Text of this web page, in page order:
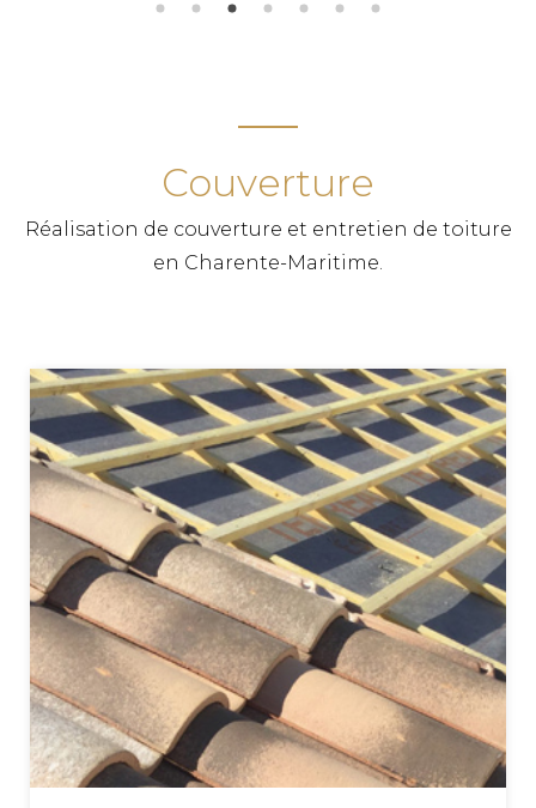
Couverture
Réalisation de couverture et entretien de toiture
en Charente-Maritime.